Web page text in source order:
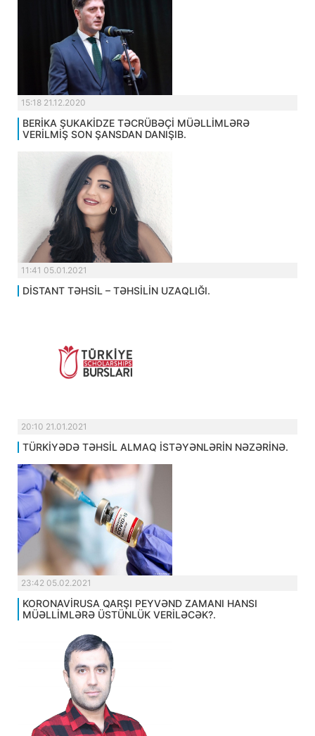
15:18 21.12.2020
BERİKA ŞUKAKİDZE TƏCRÜBƏÇİ MÜƏLLİMLƏRƏ
VERİLMİŞ SON ŞANSDAN DANIŞIB.
11:41 05.01.2021
DİSTANT TƏHSİL – TƏHSİLİN UZAQLIĞI.
20:10 21.01.2021
TÜRKİYƏDƏ TƏHSİL ALMAQ İSTƏYƏNLƏRİN NƏZƏRİNƏ.
23:42 05.02.2021
KORONAVİRUSA QARŞI PEYVƏND ZAMANI HANSI
MÜƏLLİMLƏRƏ ÜSTÜNLÜK VERİLƏCƏK?.